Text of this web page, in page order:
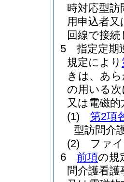
時対応型
用申込者
回線で接
5
指定定期
規定により
きは、あ
の用いる
又は電磁
(1)
第2項
型訪問介
(2)
ファ
6
前項の規
問介護看